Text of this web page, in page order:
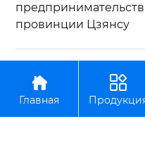
провинции Цзянсу
производству

Главная
